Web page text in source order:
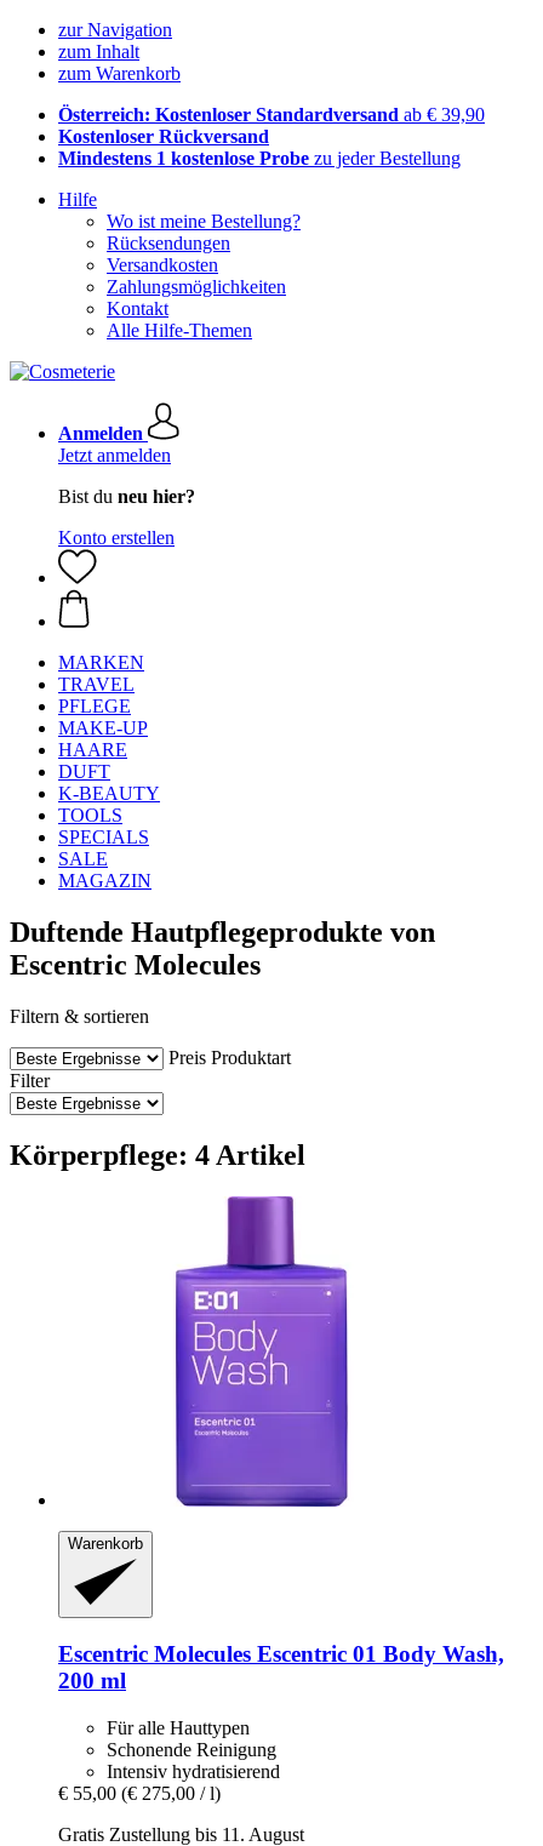
zur Navigation
zum Inhalt
zum Warenkorb
Österreich: Kostenloser Standardversand ab € 39,90
Kostenloser Rückversand
Mindestens 1 kostenlose Probe zu jeder Bestellung
Hilfe
Wo ist meine Bestellung?
Rücksendungen
Versandkosten
Zahlungsmöglichkeiten
Kontakt
Alle Hilfe-Themen
Anmelden
Jetzt anmelden
Bist du neu hier?
Konto erstellen
MARKEN
TRAVEL
PFLEGE
MAKE-UP
HAARE
DUFT
K-BEAUTY
TOOLS
SPECIALS
SALE
MAGAZIN
Duftende Hautpflegeprodukte von
Escentric Molecules
Filtern & sortieren
Preis Produktart
Filter
Körperpflege: 4 Artikel
Warenkorb
Escentric Molecules Escentric 01 Body Wash,
200 ml
Für alle Hauttypen
Schonende Reinigung
Intensiv hydratisierend
€ 55,00 (€ 275,00 / l)
Gratis Zustellung bis 11. August